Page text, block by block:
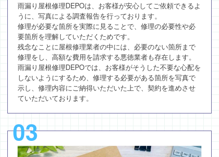
雨漏り屋根修理DEPOは、お客様が安心してご依頼できるよ
うに、写真による調査報告を行っております。
修理が必要な箇所を実際に見ることで、修理の必要性や必
要箇所を理解していただくためです。
残念なことに屋根修理業者の中には、必要のない箇所まで
修理をし、高額な費用を請求する悪徳業者も存在します。
雨漏り屋根修理DEPOでは、お客様がそうした不要な心配を
しないようにするため、修理する必要がある箇所を写真で
示し、修理内容にご納得いただいた上で、契約を進めさせ
ていただいております。
03